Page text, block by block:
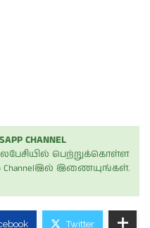
CHANNEL
பெற்றுக்கொள்ள
இணையுங்கள்.
Twitter